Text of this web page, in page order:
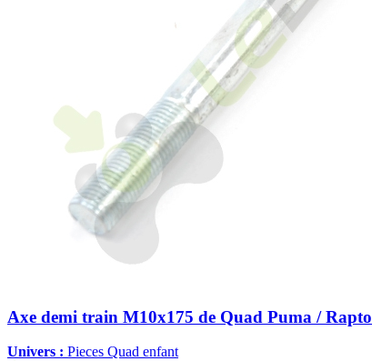
Axe demi train M10x175 de Quad Puma /
Univers : Pieces Quad enfant